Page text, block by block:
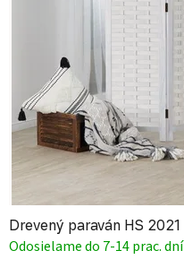
Drevený paraván HS 2021
Odosielame do 7-14 prac. dní